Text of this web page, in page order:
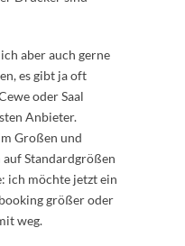
aber auch gerne
es gibt ja oft
oder Saal
Anbieter.
Großen und
Standardgrößen
ich möchte jetzt ein
größer oder
weg.